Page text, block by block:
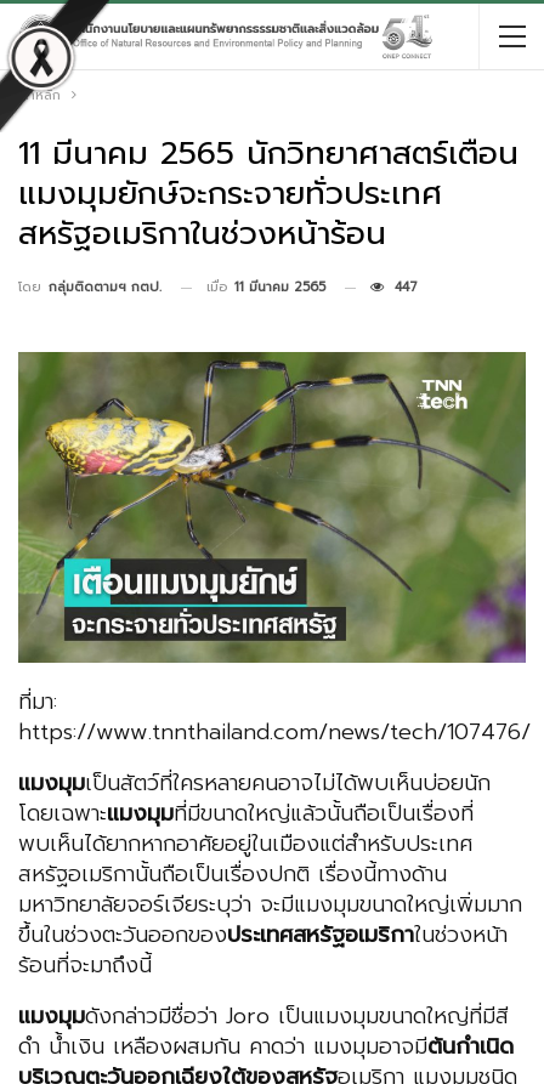
หน้าหลัก
11 มีนาคม 2565 นักวิทยาศาสตร์เตือน
แมงมุมยักษ์จะกระจายทั่วประเทศ
สหรัฐอเมริกาในช่วงหน้าร้อน
โดย กลุ่มติดตามฯ กตป. เมื่อ 11 มีนาคม 2565 447
ที่มา:
https://www.tnnthailand.com/news/tech/107476/
แมงมุมเป็นสัตว์ที่ใครหลายคนอาจไม่ได้พบเห็นบ่อยนัก
โดยเฉพาะแมงมุมที่มีขนาดใหญ่แล้วนั้นถือเป็นเรื่องที่
พบเห็นได้ยากหากอาศัยอยู่ในเมืองแต่สำหรับประเทศ
สหรัฐอเมริกานั้นถือเป็นเรื่องปกติ เรื่องนี้ทางด้าน
มหาวิทยาลัยจอร์เจียระบุว่า จะมีแมงมุมขนาดใหญ่เพิ่มมาก
ขึ้นในช่วงตะวันออกของประเทศสหรัฐอเมริกาในช่วงหน้า
ร้อนที่จะมาถึงนี้
แมงมุมดังกล่าวมีชื่อว่า Joro เป็นแมงมุมขนาดใหญ่ที่มีสี
ดำ น้ำเงิน เหลืองผสมกัน คาดว่า แมงมุมอาจมีต้นกำเนิด
บริเวณตะวันออกเฉียงใต้ของสหรัฐอเมริกา แมงมุมชนิด